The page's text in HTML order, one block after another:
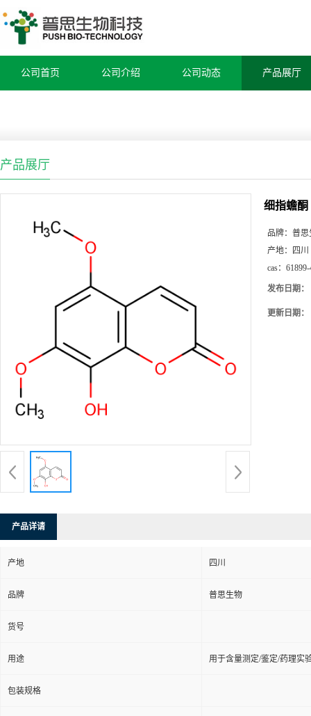
公司首页 公司介绍 公司动态 产品展厅
产品展厅
细指蟾酮
品牌： 普思
产地：
四川
cas：
发布日期：
更新日期：
产品详请
产地 四川
品牌 普思生物
货号
用途 用于含量测定/鉴定/药理实
包装规格